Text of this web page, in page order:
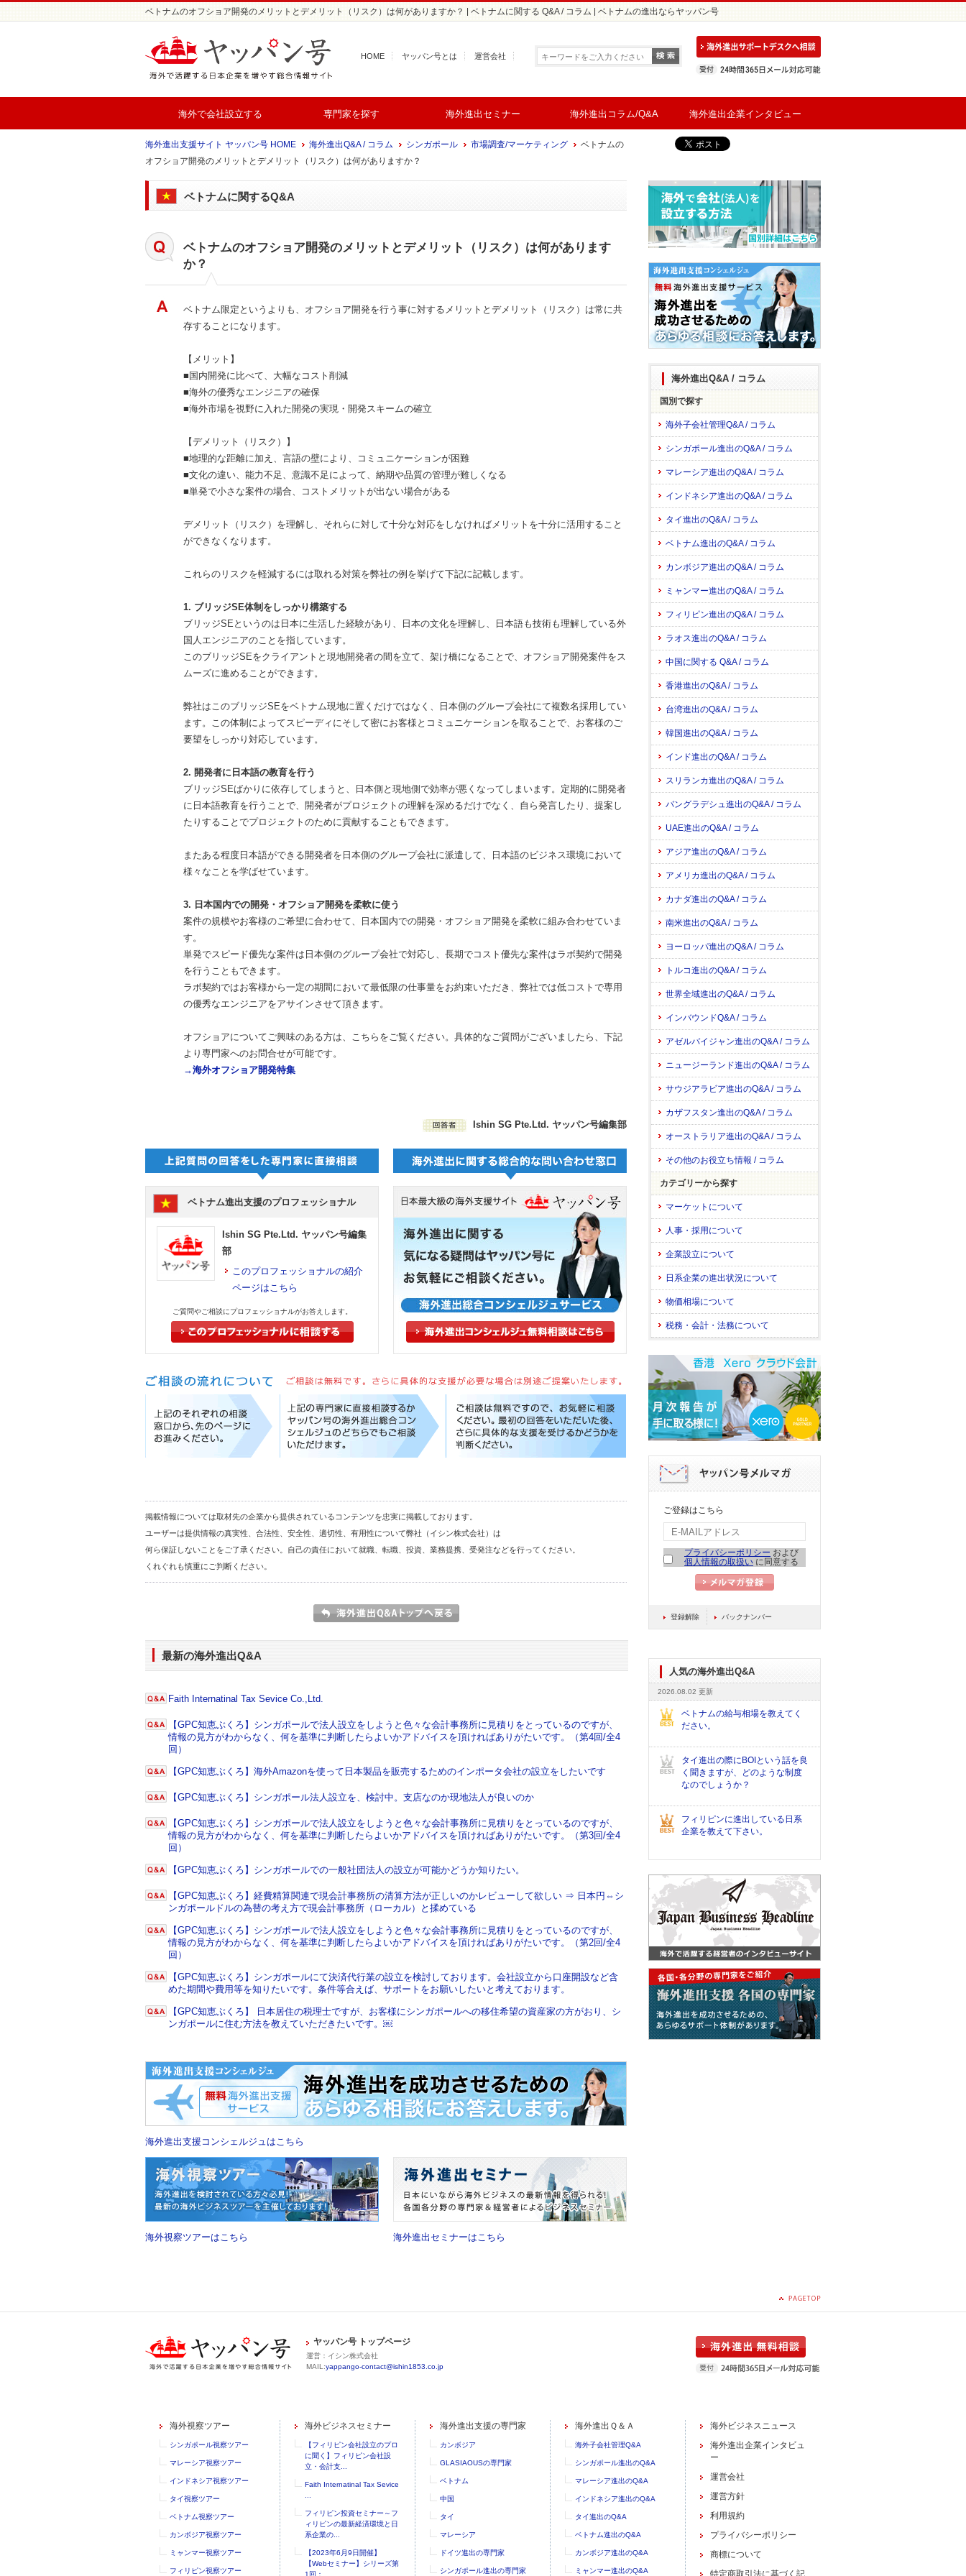
ベトナムのオフショア開発のメリットとデメリット（リスク）は何がありますか？ | ベトナムに関する Q&A / コラム | ベトナムの進出ならヤッパン号
HOME ヤッパン号とは 運営会社
海外で会社設立する 専門家を探す 海外進出セミナー 海外進出コラム/Q&A 海外進出企業インタビュー
海外進出支援サイト ヤッパン号 HOME 海外進出Q&A / コラム シンガポール 市場調査/マーケティング
ベトナムの
オフショア開発のメリットとデメリット（リスク）は何がありますか？
ベトナムに関するQ&A
ベトナムのオフショア開発のメリットとデメリット（リスク）は何があります
か？
ベトナム限定というよりも、オフショア開発を行う事に対するメリットとデメリット（リスク）は常に共
存することになります。
【メリット】
■国内開発に比べて、大幅なコスト削減
■海外の優秀なエンジニアの確保
■海外市場を視野に入れた開発の実現・開発スキームの確立
【デメリット（リスク）】
■地理的な距離に加え、言語の壁により、コミュニケーションが困難
■文化の違い、能力不足、意識不足によって、納期や品質の管理が難しくなる
■単発で小さな案件の場合、コストメリットが出ない場合がある
デメリット（リスク）を理解し、それらに対して十分な対応をしなければメリットを十分に活用すること
ができなくなります。
これらのリスクを軽減するには取れる対策を弊社の例を挙げて下記に記載します。
1. ブリッジSE体制をしっかり構築する
ブリッジSEというのは日本に生活した経験があり、日本の文化を理解し、日本語も技術も理解している外
国人エンジニアのことを指しています。
このブリッジSEをクライアントと現地開発者の間を立て、架け橋になることで、オフショア開発案件をス
ムーズに進めることができます。
弊社はこのブリッジSEをベトナム現地に置くだけではなく、日本側のグループ会社にて複数名採用してい
ます。この体制によってスピーディにそして密にお客様とコミュニケーションを取ることで、お客様のご
要望をしっかり対応しています。
2. 開発者に日本語の教育を行う
ブリッジSEばかりに依存してしまうと、日本側と現地側で効率が悪くなってしまいます。定期的に開発者
に日本語教育を行うことで、開発者がプロジェクトの理解を深めるだけでなく、自ら発言したり、提案し
たりすることでプロジェクトのために貢献することもできます。
またある程度日本語ができる開発者を日本側のグループ会社に派遣して、日本語のビジネス環境において
様々なことを学ばせています。
3. 日本国内での開発・オフショア開発を柔軟に使う
案件の規模やお客様のご希望に合わせて、日本国内での開発・オフショア開発を柔軟に組み合わせていま
す。
単発でスピード優先な案件は日本側のグループ会社で対応し、長期でコスト優先な案件はラボ契約で開発
を行うこともできます。
ラボ契約ではお客様から一定の期間において最低限の仕事量をお約束いただき、弊社では低コストで専用
の優秀なエンジニアをアサインさせて頂きます。
オフショアについてご興味のある方は、こちらをご覧ください。具体的なご質問がございましたら、下記
より専門家へのお問合せが可能です。
→海外オフショア開発特集
Ishin SG Pte.Ltd. ヤッパン号編集部
ベトナム進出支援のプロフェッショナル
Ishin SG Pte.Ltd. ヤッパン号編集
部
このプロフェッショナルの紹介
ページはこちら
ご質問やご相談にプロフェッショナルがお答えします。
掲載情報については取材先の企業から提供されているコンテンツを忠実に掲載しております。
ユーザーは提供情報の真実性、合法性、安全性、適切性、有用性について弊社（イシン株式会社）は
何ら保証しないことをご了承ください。自己の責任において就職、転職、投資、業務提携、受発注などを行ってください。
くれぐれも慎重にご判断ください。
最新の海外進出Q&A
Faith Internatinal Tax Sevice Co.,Ltd.
【GPC知恵ぶくろ】シンガポールで法人設立をしようと色々な会計事務所に見積りをとっているのですが、
情報の見方がわからなく、何を基準に判断したらよいかアドバイスを頂ければありがたいです。（第4回/全4
回）
【GPC知恵ぶくろ】海外Amazonを使って日本製品を販売するためのインポータ会社の設立をしたいです
【GPC知恵ぶくろ】シンガポール法人設立を、検討中。支店なのか現地法人が良いのか
【GPC知恵ぶくろ】シンガポールで法人設立をしようと色々な会計事務所に見積りをとっているのですが、
情報の見方がわからなく、何を基準に判断したらよいかアドバイスを頂ければありがたいです。（第3回/全4
回）
【GPC知恵ぶくろ】シンガポールでの一般社団法人の設立が可能かどうか知りたい。
【GPC知恵ぶくろ】経費精算関連で現会計事務所の清算方法が正しいのかレビューして欲しい ⇒ 日本円⇔シ
ンガポールドルの為替の考え方で現会計事務所（ローカル）と揉めている
【GPC知恵ぶくろ】シンガポールで法人設立をしようと色々な会計事務所に見積りをとっているのですが、
情報の見方がわからなく、何を基準に判断したらよいかアドバイスを頂ければありがたいです。（第2回/全4
回）
【GPC知恵ぶくろ】シンガポールにて決済代行業の設立を検討しております。会社設立から口座開設など含
めた期間や費用等を知りたいです。条件等合えば、サポートをお願いしたいと考えております。
【GPC知恵ぶくろ】 日本居住の税理士ですが、お客様にシンガポールへの移住希望の資産家の方がおり、シ
ンガポールに住む方法を教えていただきたいです。￼
海外進出支援コンシェルジュはこちら
海外視察ツアーはこちら 海外進出セミナーはこちら
海外進出Q&A / コラム
国別で探す
海外子会社管理Q&A / コラム
シンガポール進出のQ&A / コラム
マレーシア進出のQ&A / コラム
インドネシア進出のQ&A / コラム
タイ進出のQ&A / コラム
ベトナム進出のQ&A / コラム
カンボジア進出のQ&A / コラム
ミャンマー進出のQ&A / コラム
フィリピン進出のQ&A / コラム
ラオス進出のQ&A / コラム
中国に関する Q&A / コラム
香港進出のQ&A / コラム
台湾進出のQ&A / コラム
韓国進出のQ&A / コラム
インド進出のQ&A / コラム
スリランカ進出のQ&A / コラム
バングラデシュ進出のQ&A / コラム
UAE進出のQ&A / コラム
アジア進出のQ&A / コラム
アメリカ進出のQ&A / コラム
カナダ進出のQ&A / コラム
南米進出のQ&A / コラム
ヨーロッパ進出のQ&A / コラム
トルコ進出のQ&A / コラム
世界全域進出のQ&A / コラム
インバウンドQ&A / コラム
アゼルバイジャン進出のQ&A / コラム
ニュージーランド進出のQ&A / コラム
サウジアラビア進出のQ&A / コラム
カザフスタン進出のQ&A / コラム
オーストラリア進出のQ&A / コラム
その他のお役立ち情報 / コラム
カテゴリーから探す
マーケットについて
人事・採用について
企業設立について
日系企業の進出状況について
物価相場について
税務・会計・法務について
ご登録はこちら
プライバシーポリシー および
個人情報の取扱い に同意する
登録解除 バックナンバー
人気の海外進出Q&A
2026.08.02 更新
ベトナムの給与相場を教えてく
ださい。
タイ進出の際にBOIという話を良
く聞きますが、どのような制度
なのでしょうか？
フィリピンに進出している日系
企業を教えて下さい。
ヤッパン号 トップページ
運営：イシン株式会社
MAIL:yappango-contact@ishin1853.co.jp
海外視察ツアー
シンガポール視察ツアー
マレーシア視察ツアー
インドネシア視察ツアー
タイ視察ツアー
ベトナム視察ツアー
カンボジア視察ツアー
ミャンマー視察ツアー
フィリピン視察ツアー
海外ビジネスセミナー
【フィリピン会社設立のプロ
に聞く】フィリピン会社設
立・会計支...
Faith Internatinal Tax Sevice
フィリピン投資セミナー～フ
ィリピンの最新経済環境と日
系企業の...
【2023年6月9日開催】
【Webセミナー】シリーズ第
1回：...
海外進出支援の専門家
カンボジア
GLASIAOUSの専門家
ベトナム
中国
タイ
マレーシア
ドイツ進出の専門家
シンガポール進出の専門家
海外進出Ｑ＆Ａ
海外子会社管理Q&A
シンガポール進出のQ&A
マレーシア進出のQ&A
インドネシア進出のQ&A
タイ進出のQ&A
ベトナム進出のQ&A
カンボジア進出のQ&A
ミャンマー進出のQ&A
海外ビジネスニュース
海外進出企業インタビュ
ー
運営会社
運営方針
利用規約
プライバシーポリシー
商標について
特定商取引法に基づく記